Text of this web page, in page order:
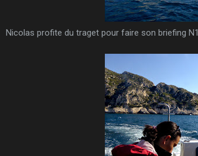
Nicolas profite du traget pour faire son briefing N1